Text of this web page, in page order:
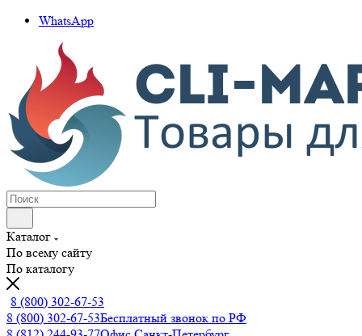
WhatsApp
Каталог
По всему сайту
По каталогу
8 (800) 302-67-53
8 (800) 302-67-53Бесплатный звонок по РФ